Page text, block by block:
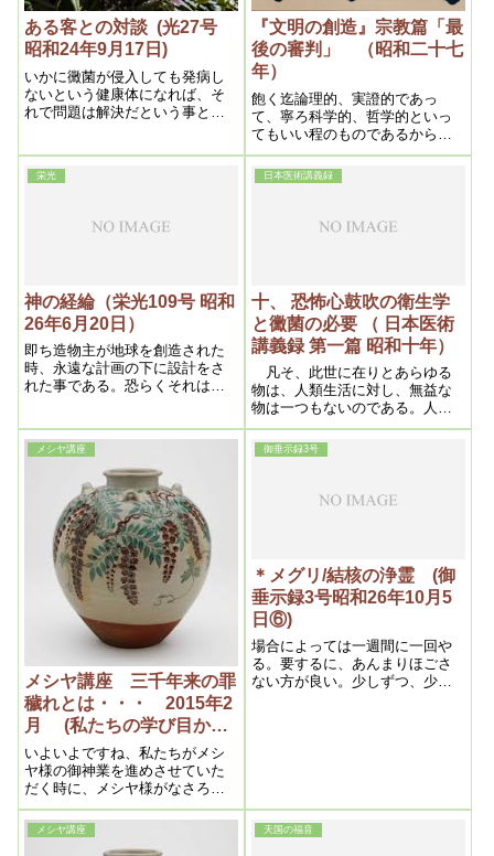
ある客との対談 (光27号
昭和24年9月17日)
いかに黴菌が侵入しても発病し
ないという健康体になれば、そ
れで問題は解決だという事と理
排撃するというように、その判
ある。その判別の力こそ、黴菌
に犯されない健康体と同様で、
強化と相まって進む事こそ理想
的である。」
『文明の創造』宗教篇「最
後の審判」 （昭和二十七
年）
飽く迄論理的、実證的であっ
て、寧ろ科学的、哲学的といっ
てもいい程のものであるから、
現代人と雖も之を精読すれば、
理解し共鳴しない訳はあるま
い。換言すれば今日迄何人も説
人間が触るる事を恐れていた、
栄光
神の経綸（栄光109号 昭和
26年6月20日）
即ち造物主が地球を創造された
時、永遠な計画の下に設計をさ
れた事である。恐らくそれは何
来日本という世界的公園として
の、パラダイス的土地を定めら
れ、其条件として気候、風土、
自然美等を、夫々申分なく具備
され、時を待たれ給うたのであ
る。勿論それが我熱海であり、
次の箱根もその意味であり、富
士山もそうであろう
日本医術講義録
十、 恐怖心鼓吹の衛生学
と黴菌の必要 （ 日本医術
講義録 第一篇 昭和十年）
凡そ、此世に在りとあらゆる
物は、人類生活に対し、無益な
物は一つもないのである。人間
が今日迄の経験や学問により解
釈して以て、有害だとか無益だ
とか決める丈であって、人類生
ｻﾄﾞ)り給ふ、神の御心に依らな
メシヤ講座
メシヤ講座 三千年来の罪
穢れとは・・・ 2015年2
月 (私たちの学び目から
ウロコの内容）より
いよいよですね、私たちがメシ
ヤ様の御神業を進めさせていた
だく時に、メシヤ様がなさろう
とされた「宗教改革」の御教え
を、引き続きずっーと拝読をさ
せていただいて、「宗教改革」
御垂示録3号
＊メグリ/結核の浄霊 (御
垂示録3号昭和26年10月5
日⑥)
場合によっては一週間に一回や
る。要するに、あんまりほごさ
ない方が良い。少しずつ、少し
メシヤ講座 天国の福音